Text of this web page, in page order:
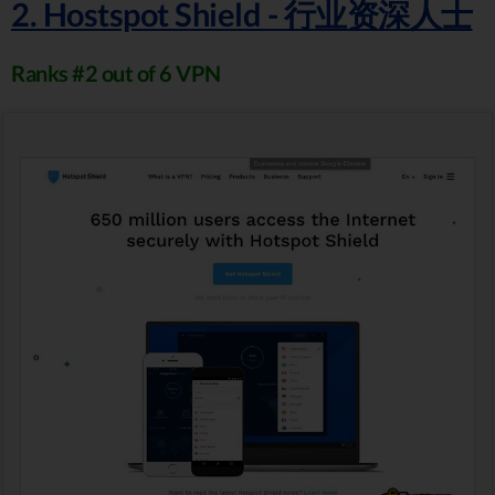
2. Hostspot Shield - 行业资深人士
Ranks #2 out of 6 VPN